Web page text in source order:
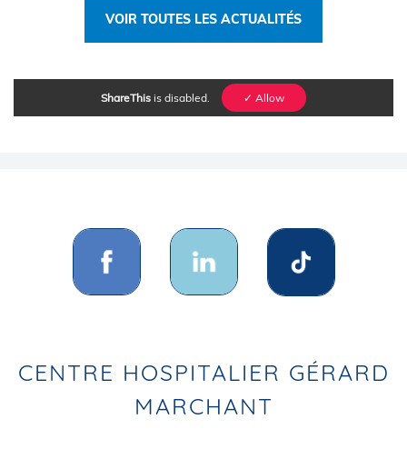
VOIR TOUTES LES ACTUALITÉS
ShareThis is disabled. ✓ Allow
CENTRE HOSPITALIER GÉRARD
MARCHANT